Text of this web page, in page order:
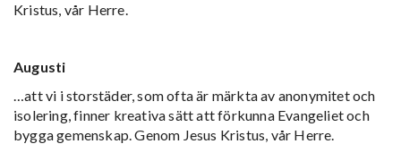
Kristus, vår Herre.
Augusti
…att vi i storstäder, som ofta är märkta av anonymitet och
isolering, finner kreativa sätt att förkunna Evangeliet och
bygga gemenskap. Genom Jesus Kristus, vår Herre.